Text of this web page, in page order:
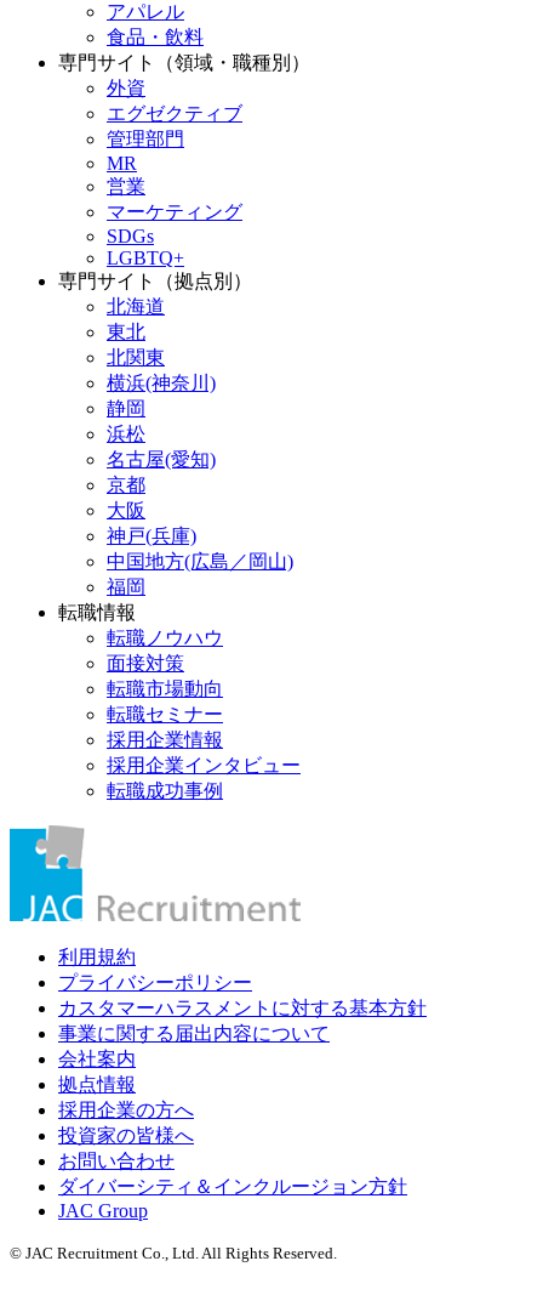
アパレル
食品・飲料
専門サイト（領域・職種別）
外資
エグゼクティブ
管理部門
MR
営業
マーケティング
SDGs
LGBTQ+
専門サイト（拠点別）
北海道
東北
北関東
横浜(神奈川)
静岡
浜松
名古屋(愛知)
京都
大阪
神戸(兵庫)
中国地方(広島／岡山)
福岡
転職情報
転職ノウハウ
面接対策
転職市場動向
転職セミナー
採用企業情報
採用企業インタビュー
転職成功事例
利用規約
プライバシーポリシー
カスタマーハラスメントに対する基本方針
事業に関する届出内容について
会社案内
拠点情報
採用企業の方へ
投資家の皆様へ
お問い合わせ
ダイバーシティ＆インクルージョン方針
JAC Group
© JAC Recruitment Co., Ltd. All Rights Reserved.